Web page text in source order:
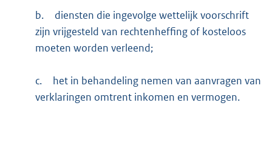
b.
diensten die ingevolge wettelijk voorschrift
zijn vrijgesteld van rechtenheffing of kosteloos
moeten worden verleend;
c.
het in behandeling nemen van aanvragen van
verklaringen omtrent inkomen en vermogen.